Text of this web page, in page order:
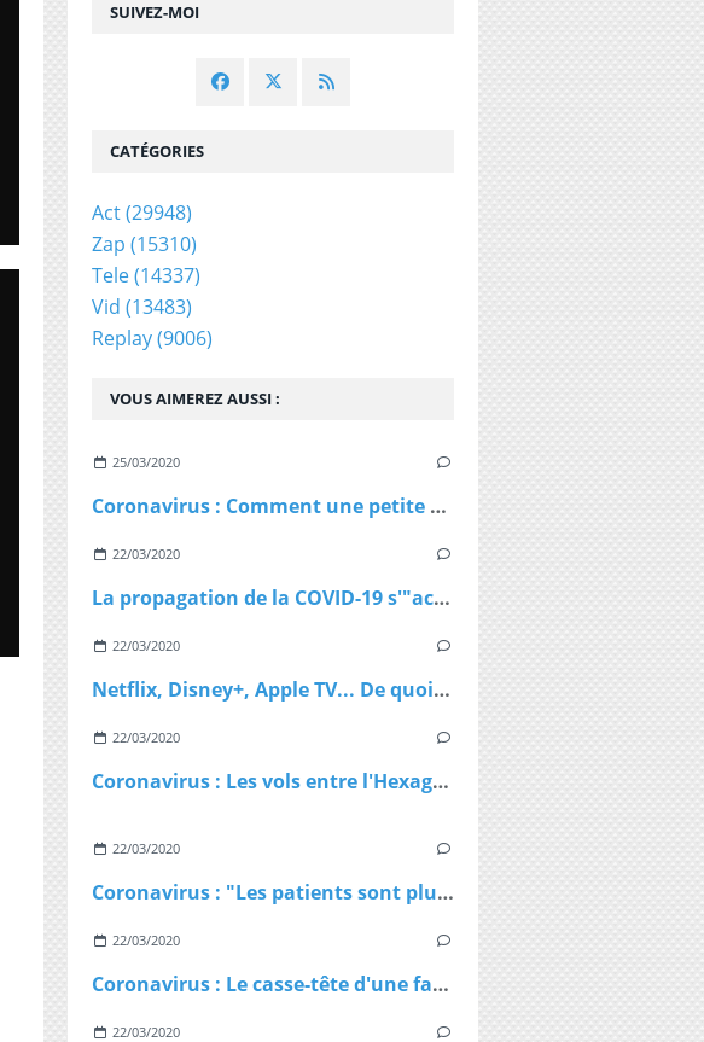
SUIVEZ-MOI
VOUS AIMEREZ AUSSI :
25/03/2020
Coronavirus : Comment une petite station de ski autrichienne a accéléré la propagation du virus
22/03/2020
La propagation de la COVID-19 s'"accélère" au Royaume-Uni
22/03/2020
Netflix, Disney+, Apple TV... De quoi passer du bon temps pendant le confinement
22/03/2020
Coronavirus : Les vols entre l'Hexagone et l'Outre-Mer interdits dès lundi
22/03/2020
Coronavirus : "Les patients sont plus jeunes que ce qu'on nous avait dit", affirme Patrick Pelloux
22/03/2020
Coronavirus : Le casse-tête d'une famille confinée dans un petit appartement
22/03/2020
CATÉGORIES
Act(29948)
Zap (15310)
Tele(14337)
Vid (13483)
Replay(9006)